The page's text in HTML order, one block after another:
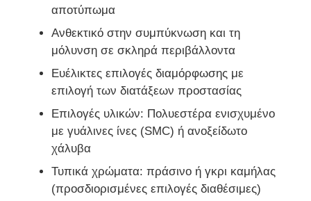
Γύρος εργοστασίων
Όλες οι περιπτώσεις
αποτύπωμα
Ανθεκτικό στην συμπύκνωση και τη
μόλυνση σε σκληρά περιβάλλοντα
Ευέλικτες επιλογές διαμόρφωσης με
επιλογή των διατάξεων προστασίας
Επιλογές υλικών: Πολυεστέρα ενισχυμένο
με γυάλινες ίνες (SMC) ή ανοξείδωτο
χάλυβα
Τυπικά χρώματα: πράσινο ή γκρι καμήλας
(προσδιορισμένες επιλογές διαθέσιμες)